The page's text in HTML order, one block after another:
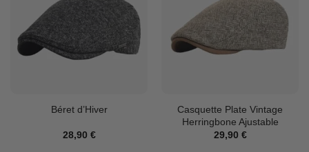
Béret d’Hiver
28,90 €
Casquette Plate Vintage
Herringbone Ajustable
29,90 €